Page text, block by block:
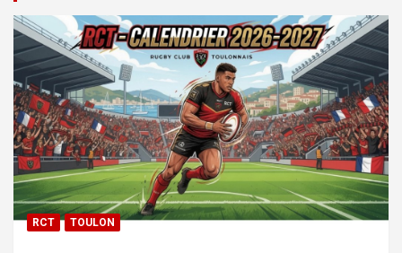
RCT TOULON